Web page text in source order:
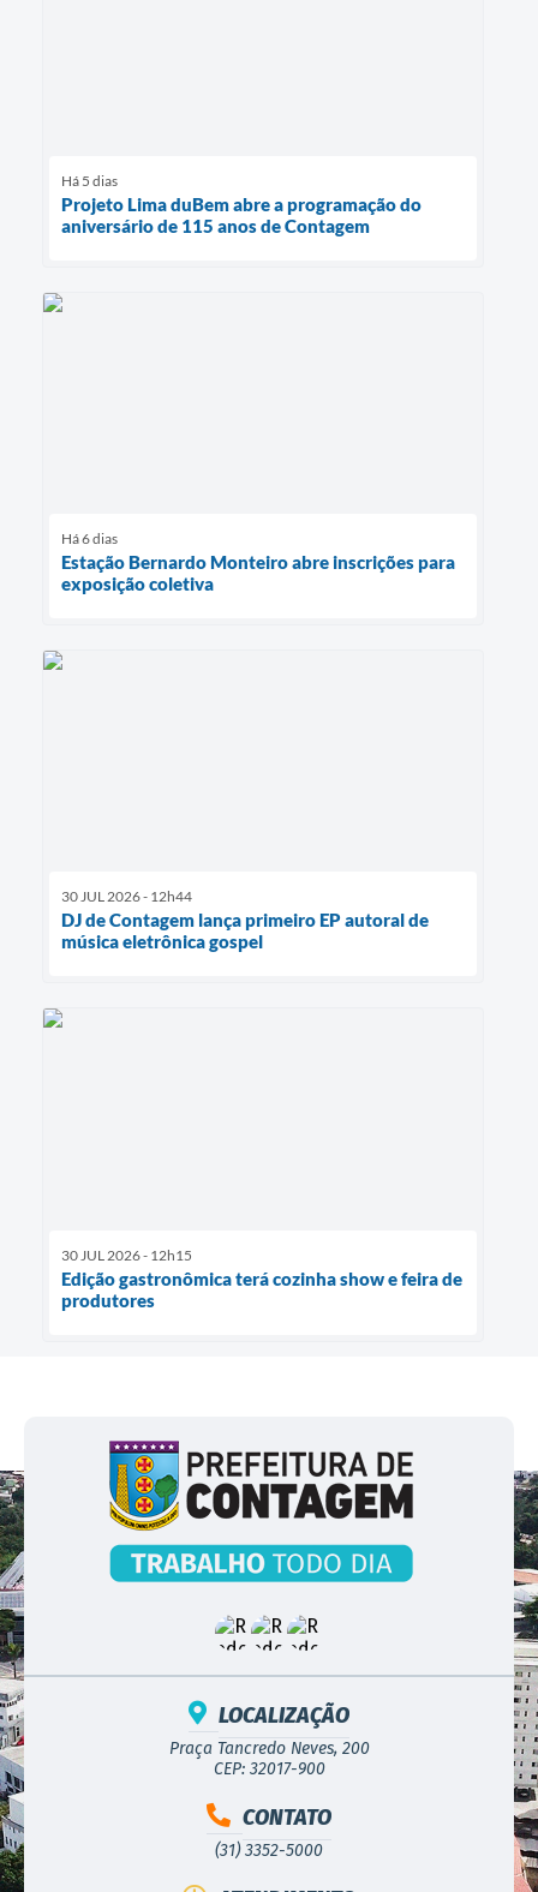
Há 5 dias
Projeto Lima duBem abre a programação do
aniversário de 115 anos de Contagem
Há 6 dias
Estação Bernardo Monteiro abre inscrições para
exposição coletiva
30 JUL 2026 - 12h44
DJ de Contagem lança primeiro EP autoral de
música eletrônica gospel
30 JUL 2026 - 12h15
Edição gastronômica terá cozinha show e feira de
produtores
LOCALIZAÇÃO
Praça Tancredo Neves, 200
CEP: 32017-900
CONTATO
(31) 3352-5000